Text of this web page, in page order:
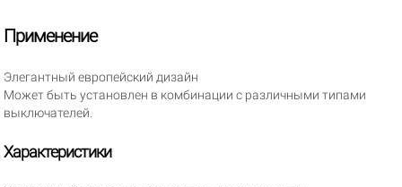
Применение
Элегантный европейский дизайн
Может быть установлен в комбинации с различными типами
выключателей.
Характеристики